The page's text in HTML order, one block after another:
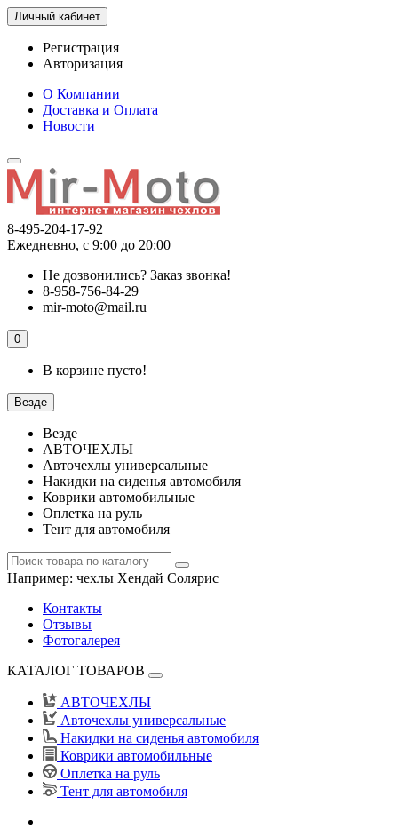
Личный кабинет
Регистрация
Авторизация
О Компании
Доставка и Оплата
Новости
8-495-204-17-92
Ежедневно, с 9:00 до 20:00
Не дозвонились? Заказ звонка!
8-958-756-84-29
mir-moto@mail.ru
0
В корзине пусто!
Везде
Везде
АВТОЧЕХЛЫ
Авточехлы универсальные
Накидки на сиденья автомобиля
Коврики автомобильные
Оплетка на руль
Тент для автомобиля
Например: чехлы Хендай Солярис
Контакты
Отзывы
Фотогалерея
КАТАЛОГ ТОВАРОВ
АВТОЧЕХЛЫ
Авточехлы универсальные
Накидки на сиденья автомобиля
Коврики автомобильные
Оплетка на руль
Тент для автомобиля